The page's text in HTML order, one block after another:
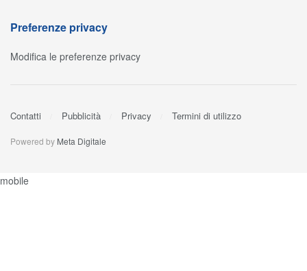
Preferenze privacy
Modifica le preferenze privacy
Contatti Pubblicità Privacy Termini di utilizzo
Powered by Meta Digitale